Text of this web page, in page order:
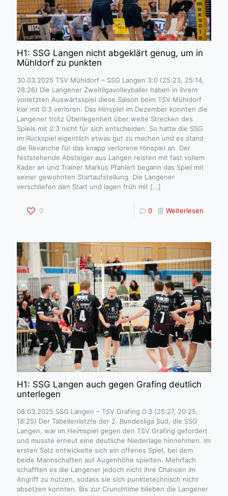
H1: SSG Langen nicht abgeklärt genug, um in
Mühldorf zu punkten
30.03.2025 TSV Mühldorf – SSG Langen 3:0 (25:23, 25:14,
28:26) Die Langener Zweitligavolleyballer haben in ihrem
vorletzten Auswärtsspiel diese Saison beim TSV Mühldorf
klar mit 0:3 verloren. Das Hinspiel im Dezember konnten die
Langener trotz Überlegenheit über weite Strecken des
Spiels mit 2:3 nicht für sich entscheiden. So hatte die SSG
im Rückspiel eigentlich etwas gut zu machen und es stand
die Revanche für das knapp verlorene Hinspiel an. Der
feststehende Absteiger aus Langen reisten mit fast vollem
Kader an und Trainer Markus Pfahlert begann das Spiel mit
seiner gewohnten Startaufstellung. Die Langener
verschliefen den Start und lagen früh mit […]
0 0 Weiterlesen
H1: SSG Langen auch gegen Grafing deutlich
unterlegen
08.03.2025 SSG Langen – TSV Grafing 0:3 (25:27, 20:25,
18:25) Der Tabellenletzte der 2. Bundesliga Süd, die SSG
Langen, war im Heimspiel gegen den TSV Grafing gefordert
und musste erneut eine deutliche Niederlage hinnehmen. Im
ersten Satz entwickelte sich ein offenes Spiel, bei dem
beide Mannschaften auf Augenhöhe spielten. Mehrfach
schafften es die Langener jedoch nicht ihre Chancen im
Angriff zu nutzen, sodass sie sich punktetechnisch nicht
absetzen konnten. Bis zur Crunchtime blieben die Langener